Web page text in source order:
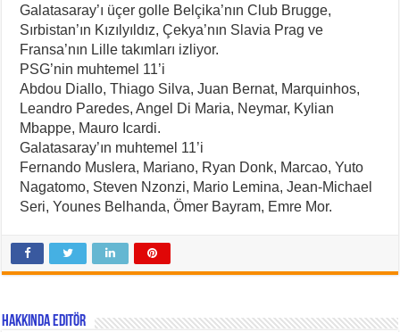
Galatasaray’ı üçer golle Belçika’nın Club Brugge,
Sırbistan’ın Kızılyıldız, Çekya’nın Slavia Prag ve
Fransa’nın Lille takımları izliyor.
PSG’nin muhtemel 11’i
Abdou Diallo, Thiago Silva, Juan Bernat, Marquinhos,
Leandro Paredes, Angel Di Maria, Neymar, Kylian
Mbappe, Mauro Icardi.
Galatasaray’ın muhtemel 11’i
Fernando Muslera, Mariano, Ryan Donk, Marcao, Yuto
Nagatomo, Steven Nzonzi, Mario Lemina, Jean-Michael
Seri, Younes Belhanda, Ömer Bayram, Emre Mor.
Hakkında Editör